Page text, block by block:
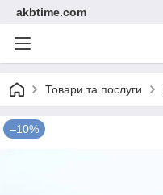
akbtime.com
Товари та послуги
–10%